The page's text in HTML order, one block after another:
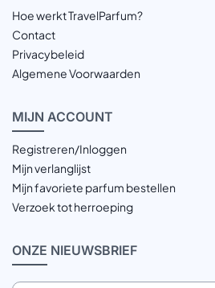
Hoe werkt TravelParfum?
Contact
Privacybeleid
Algemene Voorwaarden
MIJN ACCOUNT
Registreren/Inloggen
Mijn verlanglijst
Mijn favoriete parfum bestellen
Verzoek tot herroeping
ONZE NIEUWSBRIEF